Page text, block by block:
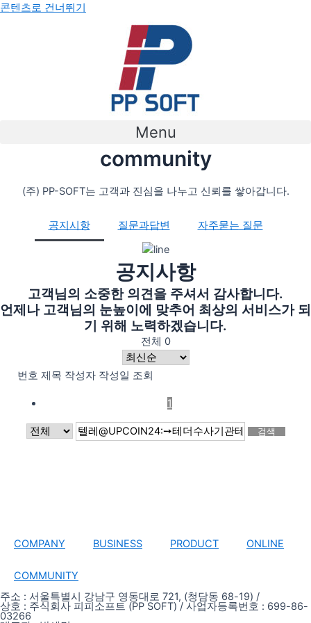
콘텐츠로 건너뛰기
Menu
community
(주) PP-SOFT는 고객과 진심을 나누고 신뢰를 쌓아갑니다.
공지시항 질문과답변 자주묻는 질문
공지사항
고객님의 소중한 의견을 주셔서 감사합니다.
언제나 고객님의 눈높이에 맞추어 최상의 서비스가 되
기 위해 노력하겠습니다.
전체 0
번호 제목 작성자 작성일 조회
1
검색
COMPANY BUSINESS PRODUCT ONLINE
COMMUNITY
주소 : 서울특별시 강남구 영동대로 721, (청담동 68-19) /
상호 : 주식회사 피피소프트 (PP SOFT) / 사업자등록번호 : 699-86-
03266